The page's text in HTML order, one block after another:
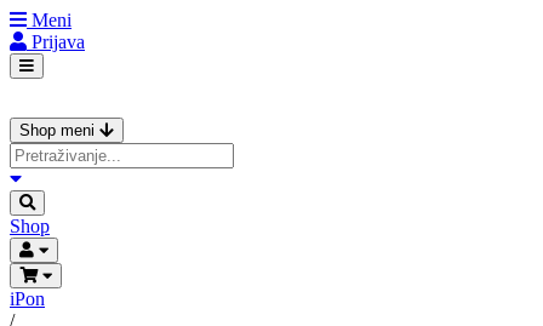
Meni
Prijava
Shop meni
Shop
iPon
/